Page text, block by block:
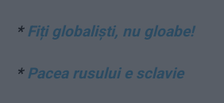
*Fiți globaliști, nu gloabe!
*Pacea rusului e sclavie